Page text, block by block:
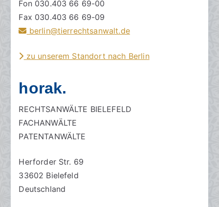
Fon 030.403 66 69-00
Fax 030.403 66 69-09
berlin@tierrechtsanwalt.de
zu unserem Standort nach Berlin
horak.
RECHTSANWÄLTE BIELEFELD
FACHANWÄLTE
PATENTANWÄLTE
Herforder Str. 69
33602 Bielefeld
Deutschland